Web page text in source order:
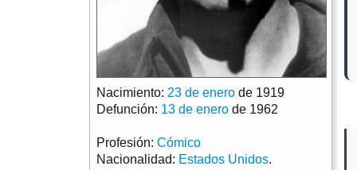
Nacimiento: 23 de enero de 1919
Defunción: 13 de enero de 1962
Profesión: Cómico
Nacionalidad: Estados Unidos.